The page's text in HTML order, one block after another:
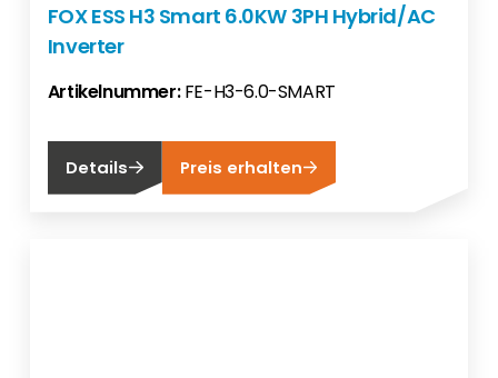
FOX ESS H3 Smart 6.0KW 3PH Hybrid/AC
Inverter
Artikelnummer:FE-H3-6.0-SMART
Details Preis erhalten